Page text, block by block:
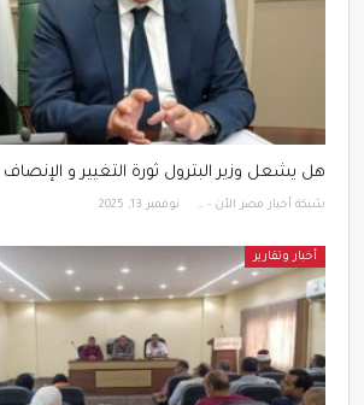
هل يشعل وزير البترول ثورة التغيير و
شبكة أخبار مصر الأن - Egypt News Network Now نوفمبر 13, 2025
أخبار وتقارير